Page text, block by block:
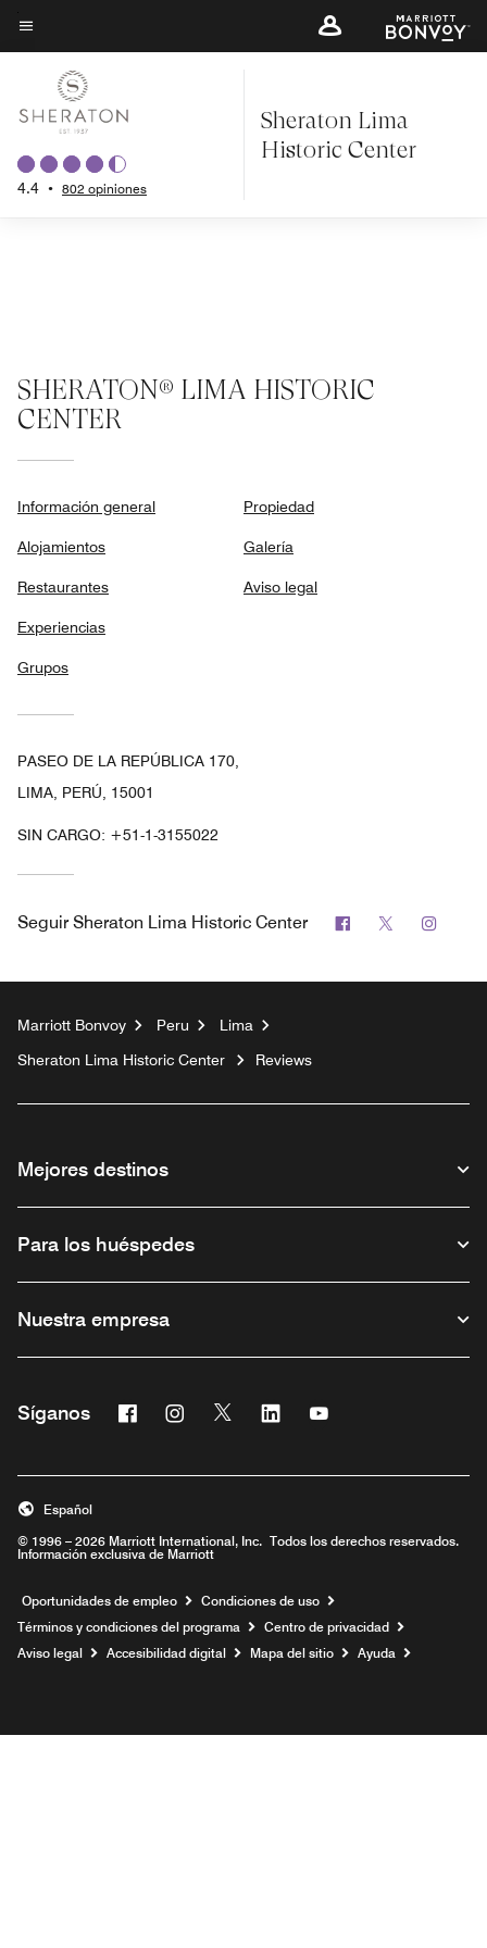
Skip
to
content
Texto del menú
4.4 • 802 opiniones
Sheraton Lima
Historic Center
SHERATON® LIMA HISTORIC
CENTER
Información general
Alojamientos
Restaurantes
Experiencias
Grupos
Propiedad
Galería
Aviso legal
PASEO DE LA REPÚBLICA 170,
LIMA, PERÚ, 15001
SIN CARGO: +51-1-3155022
Seguir Sheraton Lima Historic Center Facebook
Twitter
Marriott Bonvoy Peru
Lima
Sheraton Lima Historic Center
Reviews
Mejores destinos
Para los huéspedes
Nuestra empresa
Síganos Facebook
Abre una ventana nueva
Instagram
Abre una ventana nueva
Twitter
Abre una ventana nueva
Linkedin
Abre una ventana nueva
Abre una ventana
© 1996 – 2026 Marriott International, Inc. Todos los derechos reservados.
Información exclusiva de Marriott
Español
Oportunidades de empleo Abre una ventana nueva
Condiciones de uso
Términos y condiciones del programa
Centro de privacidad
Aviso legal
Accesibilidad digital Mapa del sitio Ayuda